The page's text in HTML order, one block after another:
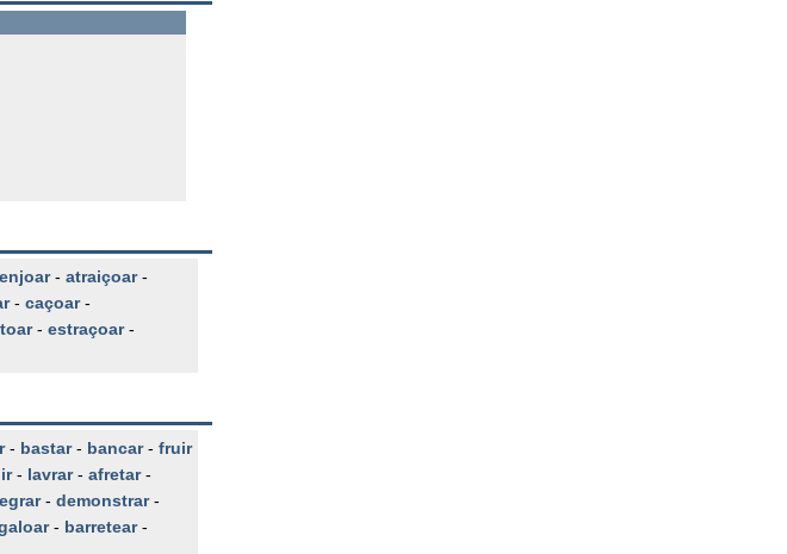
enjoar- atraiçoar-
- caçoar-
- estraçoar-
- bastar- bancar- fruir
- lavrar- afretar-
- demonstrar-
- barretear-